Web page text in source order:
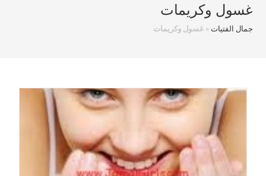
غسول وكريمات
جمال الفتيات»غسول وكريمات